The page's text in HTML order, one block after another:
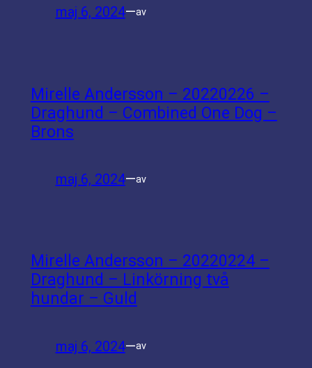
maj 6, 2024—av
Mirelle Andersson – 20220226 –
Draghund – Combined One Dog –
Brons
maj 6, 2024—av
Mirelle Andersson – 20220224 –
Draghund – Linkörning två
hundar – Guld
maj 6, 2024—av